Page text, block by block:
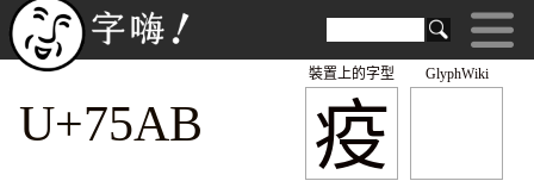
GlyphWiki
疫
裝置上的字型
U+75AB